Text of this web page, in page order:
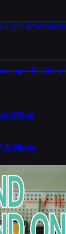
mit
– 15 Jahre
Office
At Home